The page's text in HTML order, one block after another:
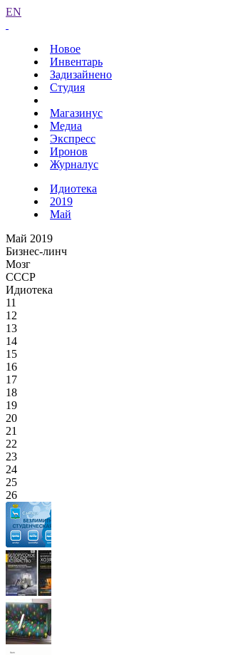
EN
Новое
Инвентарь
Задизайнено
Студия
Магазинус
Медиа
Экспресс
Иронов
Журналус
Идиотека
2019
Май
Май 2019
Бизнес-линч
Мозг
СССР
Идиотека
11
12
13
14
15
16
17
18
19
20
21
22
23
24
25
26